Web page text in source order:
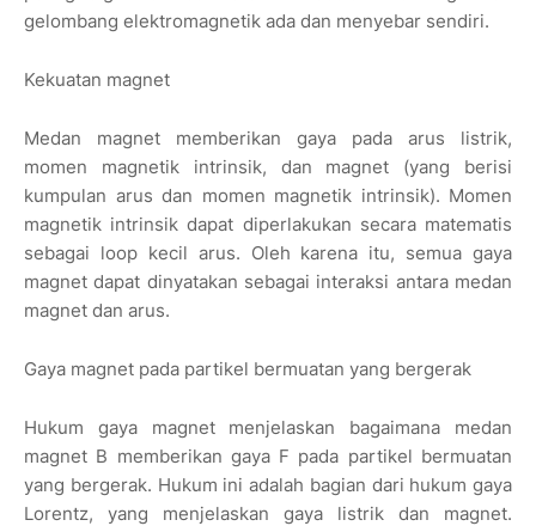
gelombang elektromagnetik ada dan menyebar sendiri.
Kekuatan magnet
Medan magnet memberikan gaya pada arus listrik,
momen magnetik intrinsik, dan magnet (yang berisi
kumpulan arus dan momen magnetik intrinsik). Momen
magnetik intrinsik dapat diperlakukan secara matematis
sebagai loop kecil arus. Oleh karena itu, semua gaya
magnet dapat dinyatakan sebagai interaksi antara medan
magnet dan arus.
Gaya magnet pada partikel bermuatan yang bergerak
Hukum gaya magnet menjelaskan bagaimana medan
magnet B memberikan gaya F pada partikel bermuatan
yang bergerak. Hukum ini adalah bagian dari hukum gaya
Lorentz, yang menjelaskan gaya listrik dan magnet.